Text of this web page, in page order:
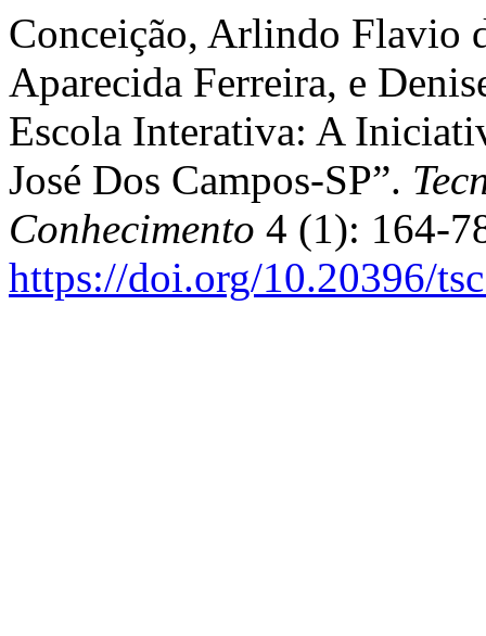
Conceição, Arlindo Flavio
Aparecida Ferreira, e
Escola Interativa: A
José Dos Campos-SP”.
Conhecimento 4 (1): 164-
https://doi.org/10.20396/